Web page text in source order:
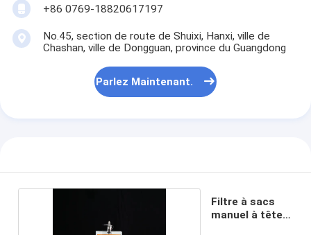
+86 0769-18820617197
No.45, section de route de Shuixi, Hanxi, ville de
Chashan, ville de Dongguan, province du Guangdong
Parlez Maintenant.
Filtre à sacs
manuel à tête